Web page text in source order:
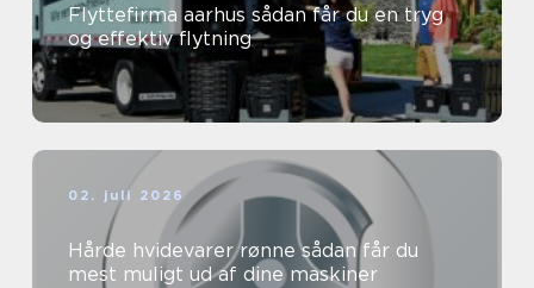
Flyttefirma aarhus sådan får du en tryg
og effektiv flytning
02. juli 2026
Hårde hvidevarer rønne sådan får du
mest muligt ud af dine maskiner